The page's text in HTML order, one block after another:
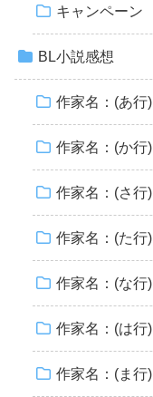
キャンペーン
BL小説感想
作家名：(あ行)
作家名：(か行)
作家名：(さ行)
作家名：(た行)
作家名：(な行)
作家名：(は行)
作家名：(ま行)